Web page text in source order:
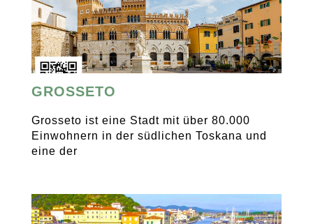
GROSSETO
Grosseto ist eine Stadt mit über 80.000
Einwohnern in der südlichen Toskana und
eine der